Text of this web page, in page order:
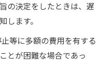
の決定をしたときは、遅
ます。
等に多額の費用を有する
とが困難な場合であっ